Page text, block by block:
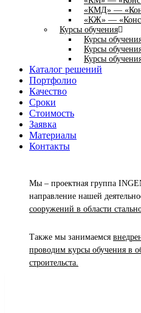
«КМД» —
«КЖ» —
Курсы обучения
Курсы
Курсы
Курсы
Каталог решений
Портфолио
Качество
Сроки
Стоимость
Заявка
Материалы
Контакты
Мы – проектная группа
направление нашей
сооружений в области
Также мы занимаемся
проводим курсы обучения в
строительста.